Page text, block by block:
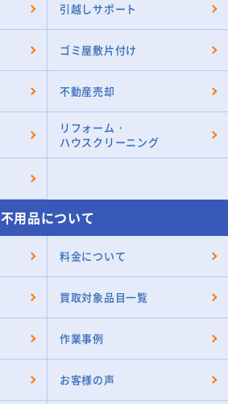
引越しサポート
ゴミ屋敷片付け
不動産売却
リフォーム・
ハウスクリーニング
不用品について
料金について
買取対象品目一覧
作業事例
お客様の声